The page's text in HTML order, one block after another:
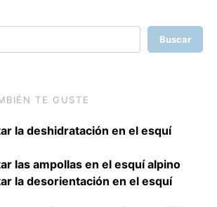
Buscar
TE GUSTE
la deshidratación en el esquí
las ampollas en el esquí alpino
la desorientación en el esquí